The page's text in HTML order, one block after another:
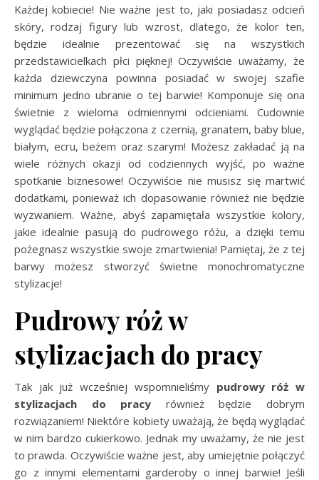
Każdej kobiecie! Nie ważne jest to, jaki posiadasz odcień
skóry, rodzaj figury lub wzrost, dlatego, że kolor ten,
będzie idealnie prezentować się na wszystkich
przedstawicielkach płci pięknej! Oczywiście uważamy, że
każda dziewczyna powinna posiadać w swojej szafie
minimum jedno ubranie o tej barwie! Komponuje się ona
świetnie z wieloma odmiennymi odcieniami. Cudownie
wyglądać będzie połączona z czernią, granatem, baby blue,
białym, ecru, beżem oraz szarym! Możesz zakładać ją na
wiele różnych okazji od codziennych wyjść, po ważne
spotkanie biznesowe! Oczywiście nie musisz się martwić
dodatkami, ponieważ ich dopasowanie również nie będzie
wyzwaniem. Ważne, abyś zapamiętała wszystkie kolory,
jakie idealnie pasują do pudrowego różu, a dzięki temu
pożegnasz wszystkie swoje zmartwienia! Pamiętaj, że z tej
barwy możesz stworzyć świetne monochromatyczne
stylizacje!
Pudrowy róż w
stylizacjach do pracy
Tak jak już wcześniej wspomnieliśmy pudrowy róż w
stylizacjach do pracy również będzie dobrym
rozwiązaniem! Niektóre kobiety uważają, że będą wyglądać
w nim bardzo cukierkowo. Jednak my uważamy, że nie jest
to prawda. Oczywiście ważne jest, aby umiejętnie połączyć
go z innymi elementami garderoby o innej barwie! Jeśli